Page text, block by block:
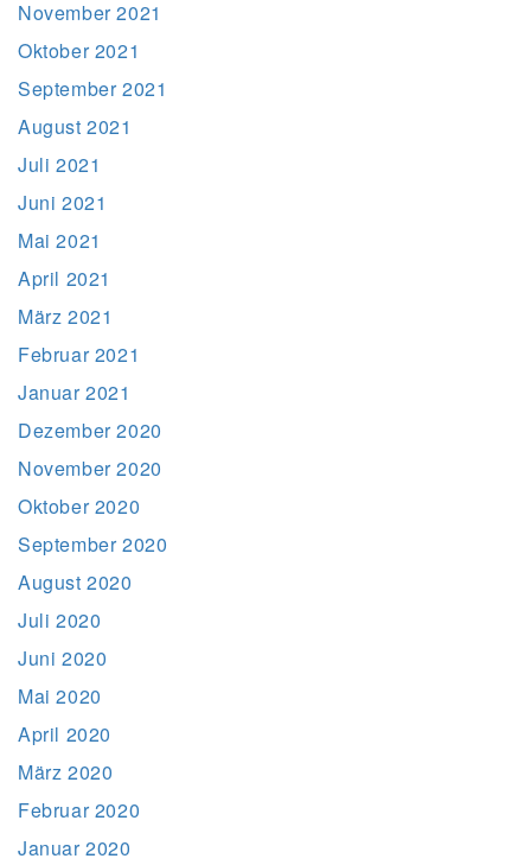
November 2021
Oktober 2021
September 2021
August 2021
Juli 2021
Juni 2021
Mai 2021
April 2021
März 2021
Februar 2021
Januar 2021
Dezember 2020
November 2020
Oktober 2020
September 2020
August 2020
Juli 2020
Juni 2020
Mai 2020
April 2020
März 2020
Februar 2020
Januar 2020